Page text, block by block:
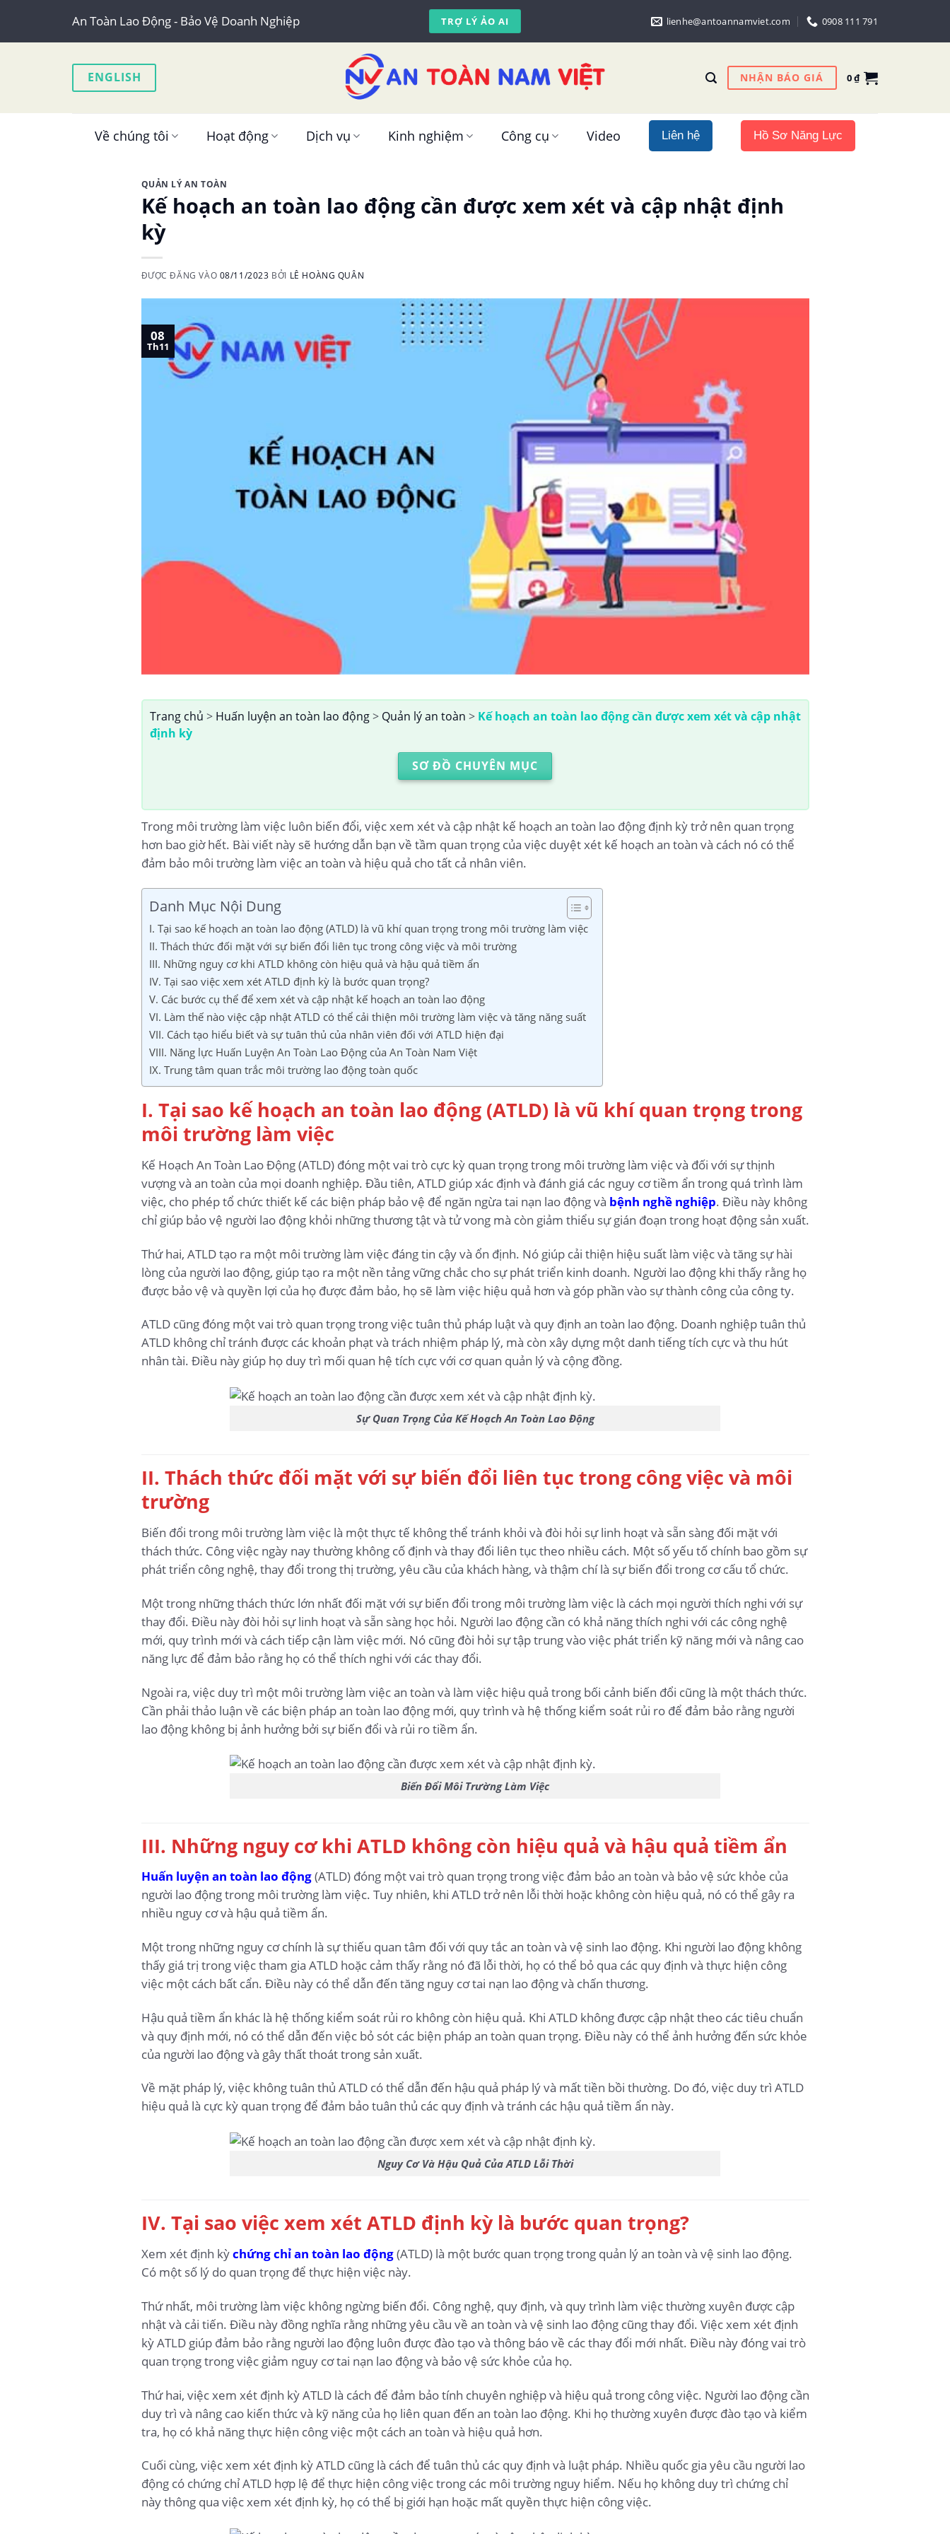
content
An Toàn Lao Động - Bảo Vệ Doanh Nghiệp TRỢ LÝ ẢO AI lienhe@antoannamviet.com 0908 111 791
ENGLISH NHẬN BÁO GIÁ 0₫
Về chúng tôi Hoạt động Dịch vụ Kinh nghiệm Công cụ Video Liên hệ Hồ Sơ Năng Lực
QUẢN LÝ AN TOÀN
Kế hoạch an toàn lao động cần được xem xét và cập nhật định
kỳ
ĐƯỢC ĐĂNG VÀO 08/11/2023 BỞI LÊ HOÀNG QUÂN
08
Th11
Trang chủ > Huấn luyện an toàn lao động> Quản lý an toàn > Kế hoạch an toàn lao động cần được xem xét và cập nhật
định kỳ
SƠ ĐỒ CHUYÊN MỤC
Trong môi trường làm việc luôn biến đổi, việc xem xét và cập nhật kế hoạch an toàn lao động định kỳ trở nên quan trọng
hơn bao giờ hết. Bài viết này sẽ hướng dẫn bạn về tầm quan trọng của việc duyệt xét kế hoạch an toàn và cách nó có thể
đảm bảo môi trường làm việc an toàn và hiệu quả cho tất cả nhân viên.
Danh Mục Nội Dung
I. Tại sao kế hoạch an toàn lao động (ATLD) là vũ khí quan trọng trong môi trường làm việc
II. Thách thức đối mặt với sự biến đổi liên tục trong công việc và môi trường
III. Những nguy cơ khi ATLD không còn hiệu quả và hậu quả tiềm ẩn
IV. Tại sao việc xem xét ATLD định kỳ là bước quan trọng?
V. Các bước cụ thể để xem xét và cập nhật kế hoạch an toàn lao động
VI. Làm thế nào việc cập nhật ATLD có thể cải thiện môi trường làm việc và tăng năng suất
VII. Cách tạo hiểu biết và sự tuân thủ của nhân viên đối với ATLD hiện đại
VIII. Năng lực Huấn Luyện An Toàn Lao Động của An Toàn Nam Việt
IX. Trung tâm quan trắc môi trường lao động toàn quốc
I. Tại sao kế hoạch an toàn lao động (ATLD) là vũ khí quan trọng trong
môi trường làm việc
Kế Hoạch An Toàn Lao Động (ATLD) đóng một vai trò cực kỳ quan trọng trong môi trường làm việc và đối với sự thịnh
vượng và an toàn của mọi doanh nghiệp. Đầu tiên, ATLD giúp xác định và đánh giá các nguy cơ tiềm ẩn trong quá trình làm
việc, cho phép tổ chức thiết kế các biện pháp bảo vệ để ngăn ngừa tai nạn lao động và bệnh nghề nghiệp. Điều này không
chỉ giúp bảo vệ người lao động khỏi những thương tật và tử vong mà còn giảm thiểu sự gián đoạn trong hoạt động sản xuất.
Thứ hai, ATLD tạo ra một môi trường làm việc đáng tin cậy và ổn định. Nó giúp cải thiện hiệu suất làm việc và tăng sự hài
lòng của người lao động, giúp tạo ra một nền tảng vững chắc cho sự phát triển kinh doanh. Người lao động khi thấy rằng họ
được bảo vệ và quyền lợi của họ được đảm bảo, họ sẽ làm việc hiệu quả hơn và góp phần vào sự thành công của công ty.
ATLD cũng đóng một vai trò quan trọng trong việc tuân thủ pháp luật và quy định an toàn lao động. Doanh nghiệp tuân thủ
ATLD không chỉ tránh được các khoản phạt và trách nhiệm pháp lý, mà còn xây dựng một danh tiếng tích cực và thu hút
nhân tài. Điều này giúp họ duy trì mối quan hệ tích cực với cơ quan quản lý và cộng đồng.
Sự Quan Trọng Của Kế Hoạch An Toàn Lao Động
II. Thách thức đối mặt với sự biến đổi liên tục trong công việc và môi
trường
Biến đổi trong môi trường làm việc là một thực tế không thể tránh khỏi và đòi hỏi sự linh hoạt và sẵn sàng đối mặt với
thách thức. Công việc ngày nay thường không cố định và thay đổi liên tục theo nhiều cách. Một số yếu tố chính bao gồm sự
phát triển công nghệ, thay đổi trong thị trường, yêu cầu của khách hàng, và thậm chí là sự biến đổi trong cơ cấu tổ chức.
Một trong những thách thức lớn nhất đối mặt với sự biến đổi trong môi trường làm việc là cách mọi người thích nghi với sự
thay đổi. Điều này đòi hỏi sự linh hoạt và sẵn sàng học hỏi. Người lao động cần có khả năng thích nghi với các công nghệ
mới, quy trình mới và cách tiếp cận làm việc mới. Nó cũng đòi hỏi sự tập trung vào việc phát triển kỹ năng mới và nâng cao
năng lực để đảm bảo rằng họ có thể thích nghi với các thay đổi.
Ngoài ra, việc duy trì một môi trường làm việc an toàn và làm việc hiệu quả trong bối cảnh biến đổi cũng là một thách thức.
Cần phải thảo luận về các biện pháp an toàn lao động mới, quy trình và hệ thống kiểm soát rủi ro để đảm bảo rằng người
lao động không bị ảnh hưởng bởi sự biến đổi và rủi ro tiềm ẩn.
Biến Đổi Môi Trường Làm Việc
III. Những nguy cơ khi ATLD không còn hiệu quả và hậu quả tiềm ẩn
Huấn luyện an toàn lao động(ATLD) đóng một vai trò quan trọng trong việc đảm bảo an toàn và bảo vệ sức khỏe của
người lao động trong môi trường làm việc. Tuy nhiên, khi ATLD trở nên lỗi thời hoặc không còn hiệu quả, nó có thể gây ra
nhiều nguy cơ và hậu quả tiềm ẩn.
Một trong những nguy cơ chính là sự thiếu quan tâm đối với quy tắc an toàn và vệ sinh lao động. Khi người lao động không
thấy giá trị trong việc tham gia ATLD hoặc cảm thấy rằng nó đã lỗi thời, họ có thể bỏ qua các quy định và thực hiện công
việc một cách bất cẩn. Điều này có thể dẫn đến tăng nguy cơ tai nạn lao động và chấn thương.
Hậu quả tiềm ẩn khác là hệ thống kiểm soát rủi ro không còn hiệu quả. Khi ATLD không được cập nhật theo các tiêu chuẩn
và quy định mới, nó có thể dẫn đến việc bỏ sót các biện pháp an toàn quan trọng. Điều này có thể ảnh hưởng đến sức khỏe
của người lao động và gây thất thoát trong sản xuất.
Về mặt pháp lý, việc không tuân thủ ATLD có thể dẫn đến hậu quả pháp lý và mất tiền bồi thường. Do đó, việc duy trì ATLD
hiệu quả là cực kỳ quan trọng để đảm bảo tuân thủ các quy định và tránh các hậu quả tiềm ẩn này.
Nguy Cơ Và Hậu Quả Của ATLD Lỗi Thời
IV. Tại sao việc xem xét ATLD định kỳ là bước quan trọng?
Xem xét định kỳchứng chỉ an toàn lao động(ATLD) là một bước quan trọng trong quản lý an toàn và vệ sinh lao động.
Có một số lý do quan trọng để thực hiện việc này.
Thứ nhất, môi trường làm việc không ngừng biến đổi. Công nghệ, quy định, và quy trình làm việc thường xuyên được cập
nhật và cải tiến. Điều này đồng nghĩa rằng những yêu cầu về an toàn và vệ sinh lao động cũng thay đổi. Việc xem xét định
kỳ ATLD giúp đảm bảo rằng người lao động luôn được đào tạo và thông báo về các thay đổi mới nhất. Điều này đóng vai trò
quan trọng trong việc giảm nguy cơ tai nạn lao động và bảo vệ sức khỏe của họ.
Thứ hai, việc xem xét định kỳ ATLD là cách để đảm bảo tính chuyên nghiệp và hiệu quả trong công việc. Người lao động cần
duy trì và nâng cao kiến thức và kỹ năng của họ liên quan đến an toàn lao động. Khi họ thường xuyên được đào tạo và kiểm
tra, họ có khả năng thực hiện công việc một cách an toàn và hiệu quả hơn.
Cuối cùng, việc xem xét định kỳ ATLD cũng là cách để tuân thủ các quy định và luật pháp. Nhiều quốc gia yêu cầu người lao
động có chứng chỉ ATLD hợp lệ để thực hiện công việc trong các môi trường nguy hiểm. Nếu họ không duy trì chứng chỉ
này thông qua việc xem xét định kỳ, họ có thể bị giới hạn hoặc mất quyền thực hiện công việc.